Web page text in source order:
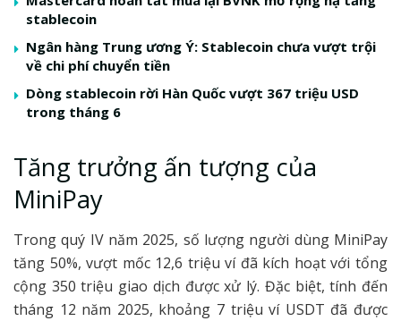
stablecoin
Ngân hàng Trung ương Ý: Stablecoin chưa vượt trội
về chi phí chuyển tiền
Dòng stablecoin rời Hàn Quốc vượt 367 triệu USD
trong tháng 6
Tăng trưởng ấn tượng của
MiniPay
Trong quý IV năm 2025, số lượng người dùng MiniPay
tăng 50%, vượt mốc 12,6 triệu ví đã kích hoạt với tổng
cộng 350 triệu giao dịch được xử lý. Đặc biệt, tính đến
tháng 12 năm 2025, khoảng 7 triệu ví USDT đã được